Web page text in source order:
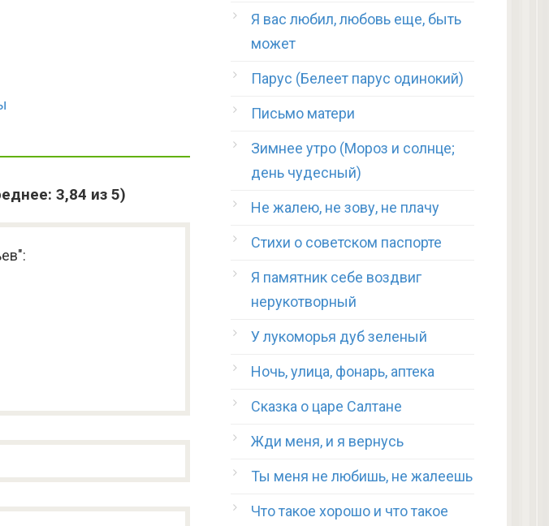
3,84 из 5)
Я вас любил, любовь еще, быть
может
Парус (Белеет парус одинокий)
Письмо матери
Зимнее утро (Мороз и солнце;
день чудесный)
Не жалею, не зову, не плачу
Стихи о советском паспорте
Я памятник себе воздвиг
нерукотворный
У лукоморья дуб зеленый
Ночь, улица, фонарь, аптека
Сказка о царе Салтане
Жди меня, и я вернусь
Ты меня не любишь, не жалеешь
Что такое хорошо и что такое